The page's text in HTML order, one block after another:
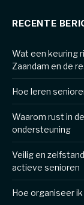
RECENTE
Wat een keuring
Zaandam en de
Hoe leren
Waarom rust in
ondersteuning
Veilig en
actieve senioren
Hoe organiseer